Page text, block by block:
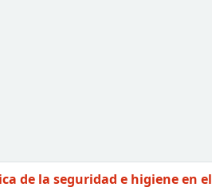
de la seguridad e higiene en